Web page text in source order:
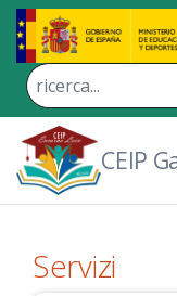
Skip to Main Content
CEIP
Servizi